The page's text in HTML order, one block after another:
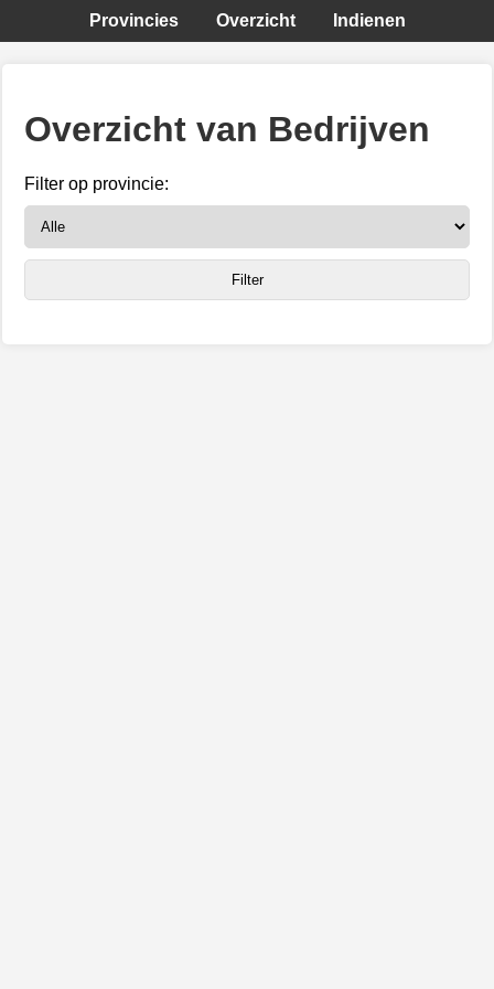
Provincies Overzicht Indienen
Overzicht van Bedrijven
Filter op provincie: